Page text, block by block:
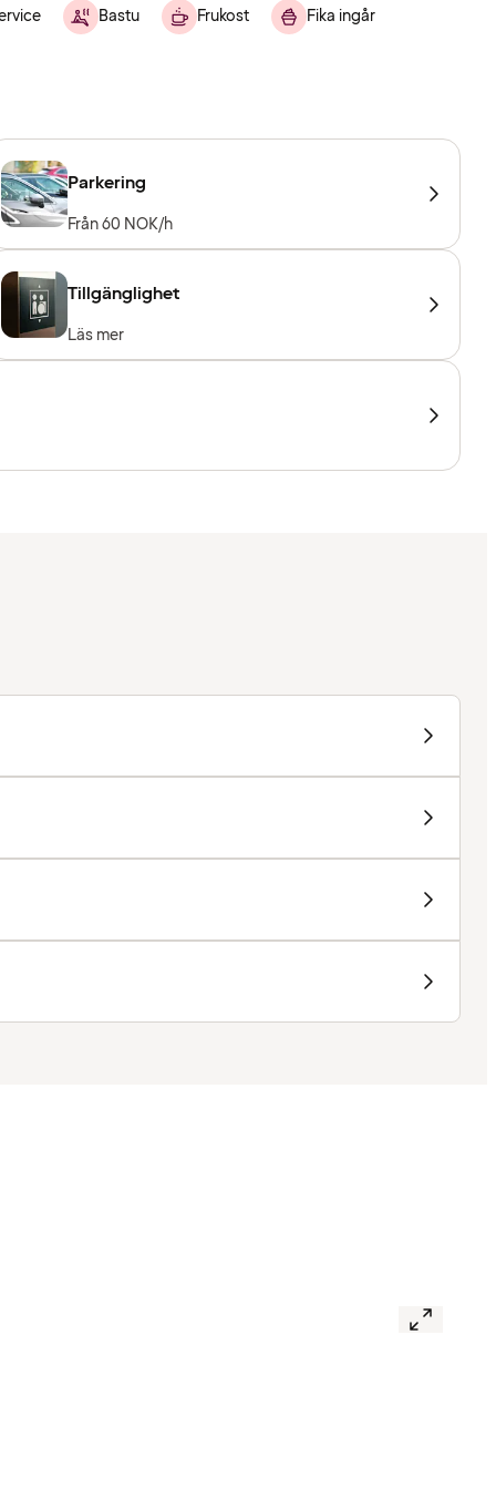
Bastu Frukost Fika ingår
Parkering
Från 60 NOK/h
Tillgänglighet
Läs mer